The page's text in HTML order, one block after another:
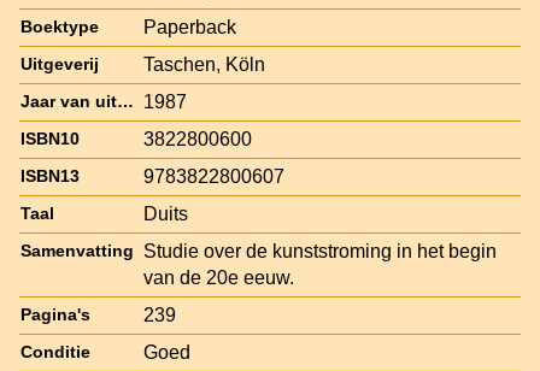
Boektype Paperback
Uitgeverij Taschen, Köln
Jaar van uitgave 1987
ISBN10 3822800600
ISBN13 9783822800607
Taal Duits
Samenvatting
Studie over de kunststroming in het begin
van de 20e eeuw.
Pagina's 239
Conditie Goed